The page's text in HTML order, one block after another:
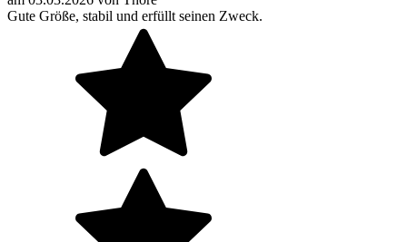
Gute Größe, stabil und erfüllt seinen Zweck.